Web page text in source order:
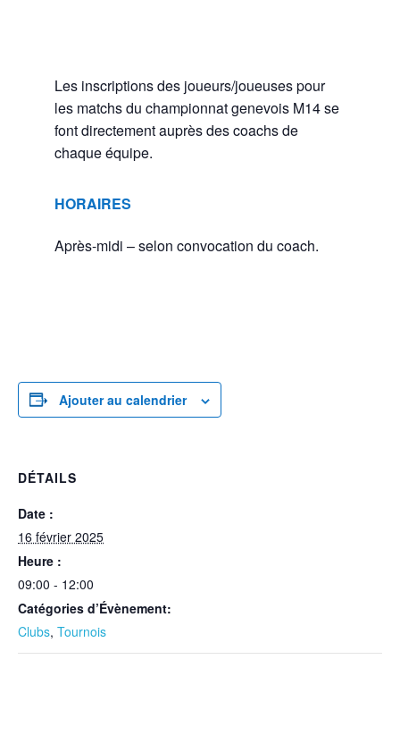
Les inscriptions des joueurs/joueuses pour
les matchs du championnat genevois M14 se
font directement auprès des coachs de
chaque équipe.
HORAIRES
Après-midi – selon convocation du coach.
Ajouter au calendrier
DÉTAILS
Date :
16 février 2025
Heure :
09:00 - 12:00
Catégories d’Évènement:
Clubs, Tournois